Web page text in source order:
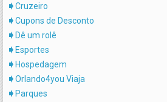
Cruzeiro
Cupons de Desconto
Dê um rolê
Esportes
Hospedagem
Orlando4you Viaja
Parques